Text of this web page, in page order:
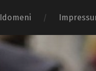
Idomeni